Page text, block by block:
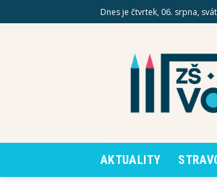
to
Dnes je čtvrtek, 06. srpna,
AKTUALITY